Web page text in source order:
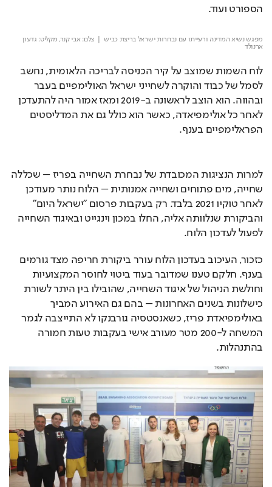
הספורט ועוד.
מפגש נשיא המדינה ורעייתו עם נבחרות ישראל בריצת כביש
  |  צלם: אבי קנר, מקליט: גדעון
ארנולד
הפראלימפיים בענף.
שחייה, מים פתוחים ושחייה אמנותית – הלוח נותר מעודכן
לפעול לעדכון הלוח.
כישלונות בשנים האחרונות – בהם גם האירוע המביך
באולימפיאדת פריז, כשאנסטסיה גורבנקו לא התייצבה לגמר
בהתנהלות.